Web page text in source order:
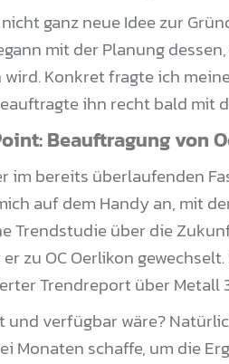
ganz neue Idee zur
mit der Planung
wird. Konkret fragte ich
ihn recht bald mit
Beauftragung von
im bereits überlaufenden
auf dem Handy an, mit
Trendstudie über die
zu OC Oerlikon
Trendreport über
und verfügbar wäre?
Monaten schaffe, um die